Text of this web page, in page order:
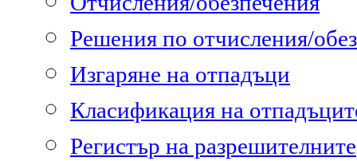
Решения по отчисления/
Изгаряне на отпадъци
Класификация на
Регистър на разрешителните